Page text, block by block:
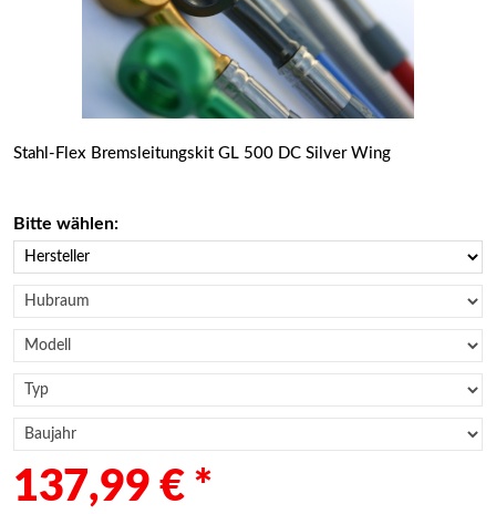
Stahl-Flex Bremsleitungskit GL 500 DC Silver Wing
Bitte wählen:
137,99 € *